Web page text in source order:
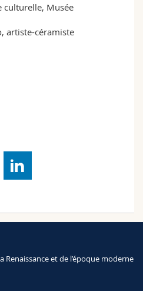
culturelle, Musée
artiste-céramiste
et de l’époque moderne